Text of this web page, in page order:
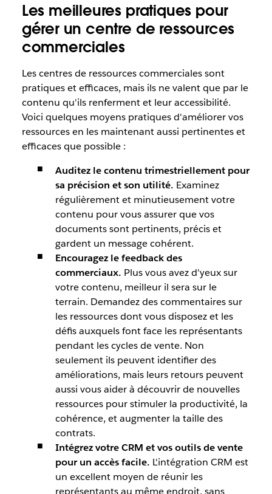
Les meilleures pratiques pour
gérer un centre de ressources
commerciales
Les centres de ressources commerciales sont
pratiques et efficaces, mais ils ne valent que par le
contenu qu'ils renferment et leur accessibilité.
Voici quelques moyens pratiques d'améliorer vos
ressources en les maintenant aussi pertinentes et
efficaces que possible :
Auditez le contenu trimestriellement pour
sa précision et son utilité. Examinez
régulièrement et minutieusement votre
contenu pour vous assurer que vos
documents sont pertinents, précis et
gardent un message cohérent.
Encouragez le feedback des
commerciaux. Plus vous avez d'yeux sur
votre contenu, meilleur il sera sur le
terrain. Demandez des commentaires sur
les ressources dont vous disposez et les
défis auxquels font face les représentants
pendant les cycles de vente. Non
seulement ils peuvent identifier des
améliorations, mais leurs retours peuvent
aussi vous aider à découvrir de nouvelles
ressources pour stimuler la productivité, la
cohérence, et augmenter la taille des
contrats.
Intégrez votre CRM et vos outils de vente
pour un accès facile. L'intégration CRM est
un excellent moyen de réunir les
représentants au même endroit, sans